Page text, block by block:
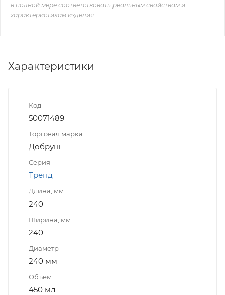
в полной мере соответствовать реальным свойствам и
характеристикам изделия.
Характеристики
Код
50071489
Торговая марка
Добруш
Серия
Тренд
Длина, мм
240
Ширина, мм
240
Диаметр
240 мм
Объем
450 мл